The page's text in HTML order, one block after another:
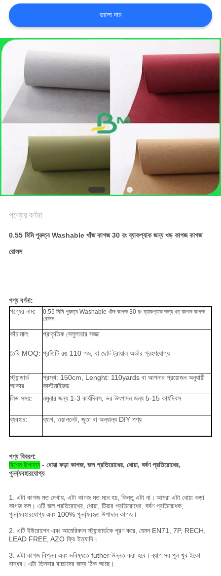
মামলা
সাইট
ম্যাপ
গোপনীয়তা
নীতি
ভালো দাম
পণ্যের বর্ণনা
0.55 মিমি পুরুত্ব Washable খাঁজ কাগজ 30 রং ব্যাকপ্যাক জন্য খড় কাগজ কাগজ
রোলস
পণ্য বর্ণনা:
পণ্যের নাম:
0.55 মিমি পুরুত্ব Washable খাঁজ কাগজ 30 রং ব্যাকপ্যাক জন্য খড় কাগজ কাগজ
রোলস
কাঁচামাল: প্রাকৃতিক সেলুলারার সজ্জা
তৈরি MOQ: প্রতিটি রঙ 110 গজ, বা ছোট ট্রায়াল অর্ডার গ্রহণযোগ্য
স্ট্যান্ডার্ড
আকার:
প্রস্থ: 150cm, Lenght: 110yards বা আপনার প্রয়োজন অনুযায়ী
কাস্টমাইজড
লিড সময়:
নমুনার জন্য 1-3 কার্যদিবস, ভর উৎপাদন জন্য 5-15 কার্যদিবস
ব্যবহার: ব্যাগ, ওয়াললেট, জুতা বা অন্যান্য DIY পণ্য
পণ্য বিবরণ:
বিশেষ উপাদান- ধোয়া কড়া কাগজ, জল প্রতিরোধের, ধোয়া, ঘর্ষণ প্রতিরোধের,
পুনর্ব্যবহারযোগ্য
1. এটা কাগজ মত দেখায়, এটা কাগজ মত মনে হয়, কিন্তু এটা না। আমরা এটা ধোয়া কড়া
কাগজ কল। এটি জল প্রতিরোধের, ধোয়া, টিয়ার প্রতিরোধের, ঘর্ষণ প্রতিরোধক,
পুনর্ব্যবহারযোগ্য এবং 100% পুনর্ব্যবহৃত উপাদান কাগজ।
2. এটি ইউরোপেন এবং আমেরিকান স্ট্যান্ডার্ডকে পূরণ করে, যেমন EN71, 7P, RECH,
LEAD FREE, AZO ফ্রি ইত্যাদি।
3. এটা কাগজ বিপ্লব এবং ভবিষ্যতে futher উন্নত করা হবে। ব্যাগ সব পুল খুব ইকো
বান্ধব। এটা তিনবার বাচ্চাদের জন্য ঠিক আছে।